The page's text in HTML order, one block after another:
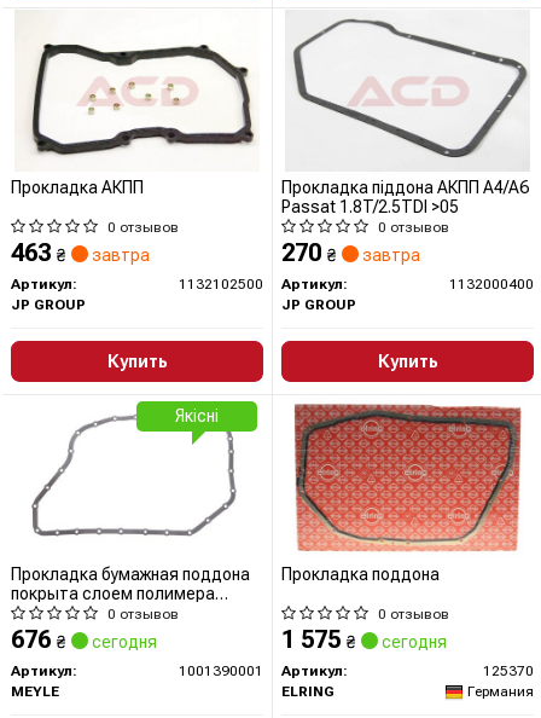
Прокладка АКПП
0 отзывов
463 ₴ завтра
Артикул:
1132102500
JP GROUP
Купить
Прокладка піддона АКПП A4/A6
Passat 1.8T/2.5TDI >05
0 отзывов
270 ₴ завтра
Артикул:
1132000400
JP GROUP
Купить
Прокладка бумажная поддона
покрыта слоем полимера
(арамидного волокна).
0 отзывов
676 ₴ сегодня
Артикул:
1001390001
MEYLE
Якісні
Прокладка поддона
0 отзывов
1 575 ₴ сегодня
Артикул:
125370
ELRING
Германия